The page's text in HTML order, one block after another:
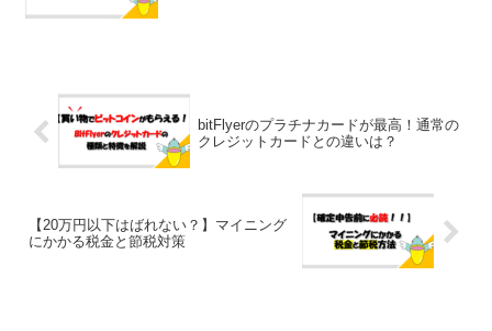
bitFlyerのプラチナカードが最高！通常の
クレジットカードとの違いは？
【20万円以下はばれない？】マイニング
にかかる税金と節税対策